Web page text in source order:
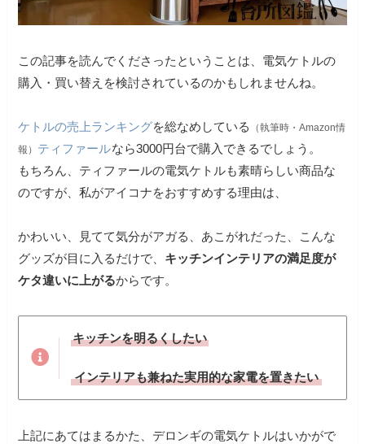
この記事を読んでくださったということは、電気ケトルの
購入・買い替えを検討されているのかもしれませんね。
ケトルの売上ランキングを総なめしている
（執筆時・Amazon情
報） ティファールなら3000円台で購入できるでしょう。
もちろん、ティファールの電気ケトルも素晴らしい商品な
のですが、私がアイコナをおすすめする理由は、
かわいい、見てて気分がアガる、あこがれだった、こんな
グッズが目に入るだけで、 キッチンインテリアの満足度が
ケタ違いに上がるからです。
キッチンを明るくしたい
インテリアも兼ねた実用的な家電を置きたい
上記にあてはまるかた、デロンギの電気ケトルはいかがで